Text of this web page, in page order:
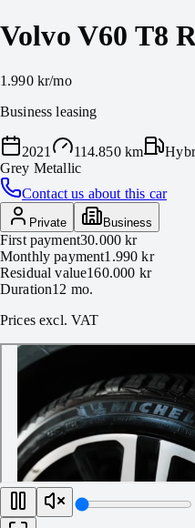
Volvo V60 T8
1.990 kr/mo
Business leasing
2021 114.850 km
Grey Metallic
Contact us about this car
Private Business
First payment30.000 kr
Monthly payment1.990 kr
Residual value160.000 kr
Duration12 mo.
Prices excl. VAT